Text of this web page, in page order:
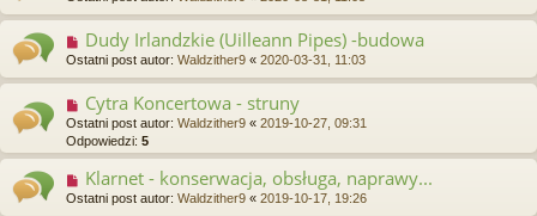
Dudy Irlandzkie (Uilleann Pipes) -budowa
Ostatni post autor: Waldzither9 « 2020-03-31, 11:03
Cytra Koncertowa - struny
Ostatni post autor: Waldzither9 « 2019-10-27, 09:31
Odpowiedzi: 5
Klarnet - konserwacja, obsługa, naprawy...
Ostatni post autor: Waldzither9 « 2019-10-17, 19:26